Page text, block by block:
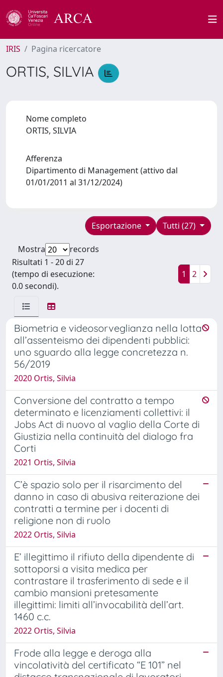
IRIS Pagina ricercatore
ORTIS, SILVIA
Nome completo
ORTIS, SILVIA
Afferenza
Dipartimento di Management (attivo dal
01/01/2011 al 31/12/2024)
Tutti (27)
Esportazione
Mostra
records
Risultati 1 - 20 di 27
(tempo di esecuzione:
0.0 secondi).
1 2
Biometria e videosorveglianza nella lotta
all’assenteismo dei dipendenti pubblici:
uno sguardo alla legge concretezza n.
56/2019
2020 Ortis, Silvia
Conversione del contratto a tempo
determinato e licenziamenti collettivi: il
Jobs Act di nuovo al vaglio della Corte di
Giustizia nella continuità del dialogo fra
Corti
2021 Ortis, Silvia
C’è spazio solo per il risarcimento del
danno in caso di abusiva reiterazione dei
contratti a termine per i docenti di
religione non di ruolo
2022 Ortis, Silvia
E’ illegittimo il rifiuto della dipendente di
sottoporsi a visita medica per
contrastare il trasferimento di sede e il
cambio mansioni pretesamente
illegittimi: limiti all’invocabilità dell’art.
1460 c.c.
2022 Ortis, Silvia
Frode alla legge e deroga alla
vincolatività del certificato “E 101” nel